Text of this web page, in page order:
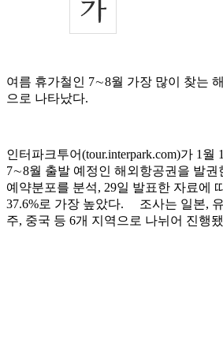
여름 휴가철인 7∼8월 가장 많이 찾는
으로 나타났다.
인터파크투어(tour.interpark.com)가 1월
7∼8월 출발 예정인 해외항공권을 발권
예약분포를 분석, 29일 발표한 자료에
37.6%로 가장 높았다. 조사는 일본,
주, 중국 등 6개 지역으로 나뉘어 진행